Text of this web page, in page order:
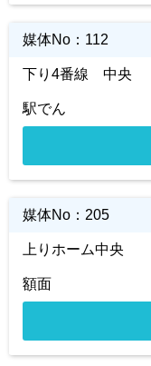
媒体No： 112
下り4番線 中央
駅でん
媒体No： 205
上りホーム中央
額面